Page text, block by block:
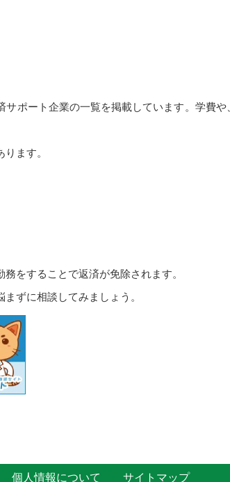
ポート企業の一覧を掲載しています。学費
ます。
をすることで返済が免除されます。
ずに相談してみましょう。
個人情報について サイトマップ